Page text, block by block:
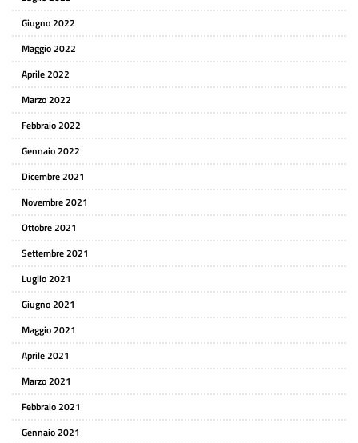
Giugno 2022
Maggio 2022
Aprile 2022
Marzo 2022
Febbraio 2022
Gennaio 2022
Dicembre 2021
Novembre 2021
Ottobre 2021
Settembre 2021
Luglio 2021
Giugno 2021
Maggio 2021
Aprile 2021
Marzo 2021
Febbraio 2021
Gennaio 2021